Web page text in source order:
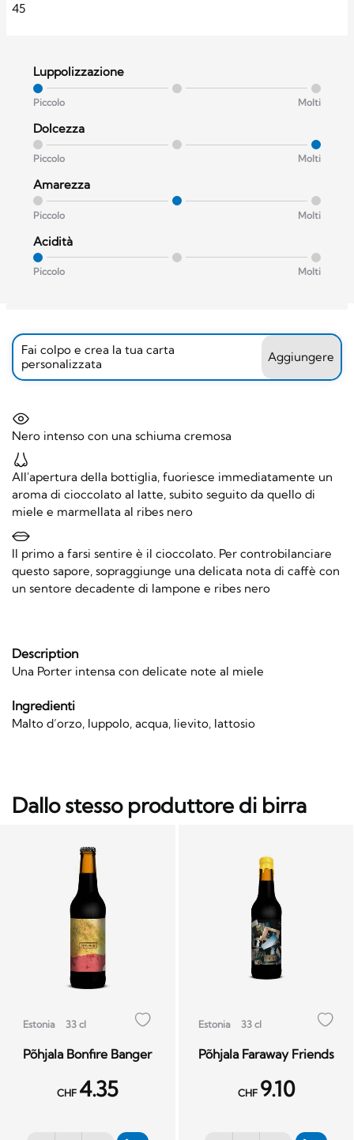
45
Luppolizzazione
Piccolo Molti
Dolcezza
Piccolo Molti
Amarezza
Piccolo Molti
Acidità
Piccolo Molti
Fai colpo e crea la tua carta
personalizzata
Aggiungere
Nero intenso con una schiuma cremosa
All'apertura della bottiglia, fuoriesce immediatamente un
aroma di cioccolato al latte, subito seguito da quello di
miele e marmellata al ribes nero
Il primo a farsi sentire è il cioccolato. Per controbilanciare
questo sapore, sopraggiunge una delicata nota di caffè con
un sentore decadente di lampone e ribes nero
Description
Una Porter intensa con delicate note al miele
Ingredienti
Malto d’orzo, luppolo, acqua, lievito, lattosio
Dallo stesso produttore di birra
Estonia 33 cl
Põhjala Bonfire Banger
CHF 4.35
Estonia 33 cl
Põhjala Faraway Friends
CHF 9.10